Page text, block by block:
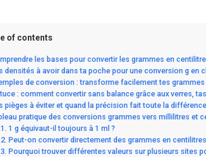
of contents
les bases pour convertir les grammes en
densités à avoir dans ta poche pour une conversion g en
de conversion : transforme facilement tes
: comment convertir sans balance grâce aux verres,
pièges à éviter et quand la précision fait toute la différence
pratique des conversions grammes vers millilitres et
1 g équivaut-il toujours à 1 ml ?
Peut-on convertir directement des grammes en
Pourquoi trouver différentes valeurs sur plusieurs sites